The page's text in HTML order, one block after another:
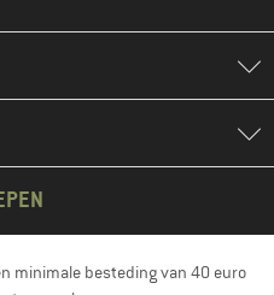
minimale besteding van 40 euro